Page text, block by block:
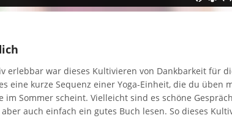
erlebbar war dieses Kultivieren von Dankbarkeit für
eine kurze Sequenz einer Yoga-Einheit, die du üben
im Sommer scheint. Vielleicht sind es schöne
auch einfach ein gutes Buch lesen. So dieses